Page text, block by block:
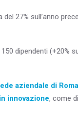
27% sull’anno
dipendenti (+20%
aziendale di Roma
innovazione, come